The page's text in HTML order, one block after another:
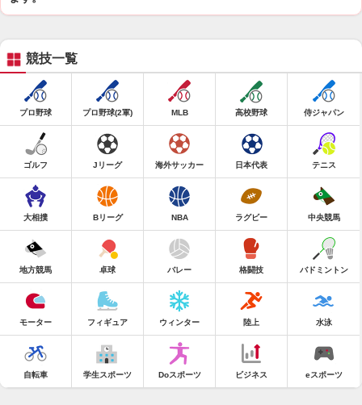
競技一覧
プロ野球 プロ野球(2軍) MLB 高校野球 侍ジャパン
ゴルフ Jリーグ 海外サッカー 日本代表 テニス
大相撲 Bリーグ NBA ラグビー 中央競馬
地方競馬 卓球 バレー 格闘技 バドミントン
モーター フィギュア ウィンター 陸上 水泳
自転車 学生スポーツ Doスポーツ ビジネス eスポーツ